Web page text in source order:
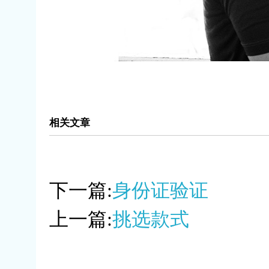
相关文章
下一篇:身份证验证
上一篇:挑选款式